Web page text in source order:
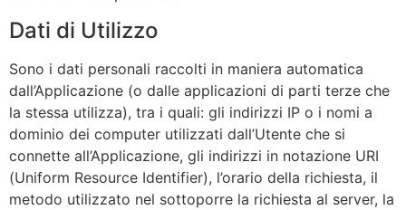
Dati di Utilizzo
Sono i dati personali raccolti in maniera automatica
dall’Applicazione (o dalle applicazioni di parti terze che
la stessa utilizza), tra i quali: gli indirizzi IP o i nomi a
dominio dei computer utilizzati dall’Utente che si
connette all’Applicazione, gli indirizzi in notazione URI
(Uniform Resource Identifier), l’orario della richiesta, il
metodo utilizzato nel sottoporre la richiesta al server, la